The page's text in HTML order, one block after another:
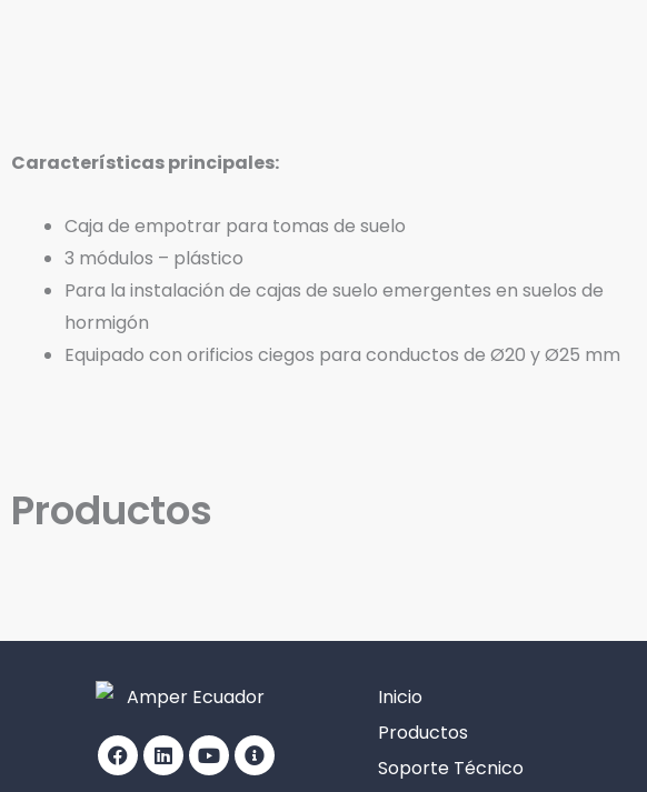
Características principales:
Caja de empotrar para tomas de suelo
3 módulos – plástico
Para la instalación de cajas de suelo emergentes en suelos de
hormigón
Equipado con orificios ciegos para conductos de Ø20 y Ø25 mm
Productos
circle
Inicio
Productos
Soporte Técnico